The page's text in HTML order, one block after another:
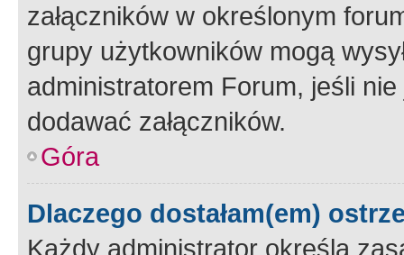
załączników w określonym
grupy użytkowników mogą
administratorem Forum, jeśli
dodawać załączników.
Góra
Dlaczego dostałam(em)
Każdy administrator określa